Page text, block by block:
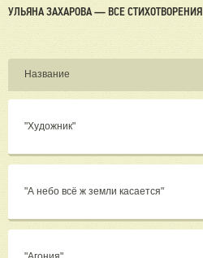
УЛЬЯНА ЗАХАРОВА — ВСЕ СТИХОТВОРЕНИЯ
Название
"Художник"
"А небо всё ж земли касается"